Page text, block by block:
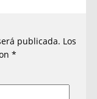
publicada. Los
*